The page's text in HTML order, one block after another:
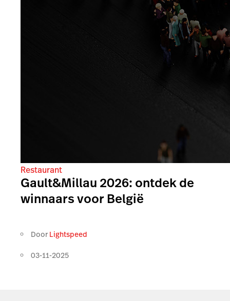
Restaurant
Gault&Millau 2026: ontdek de
winnaars voor België
Door Lightspeed
03-11-2025